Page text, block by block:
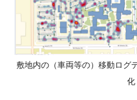
敷地内の（車両等の）移動ログ
化